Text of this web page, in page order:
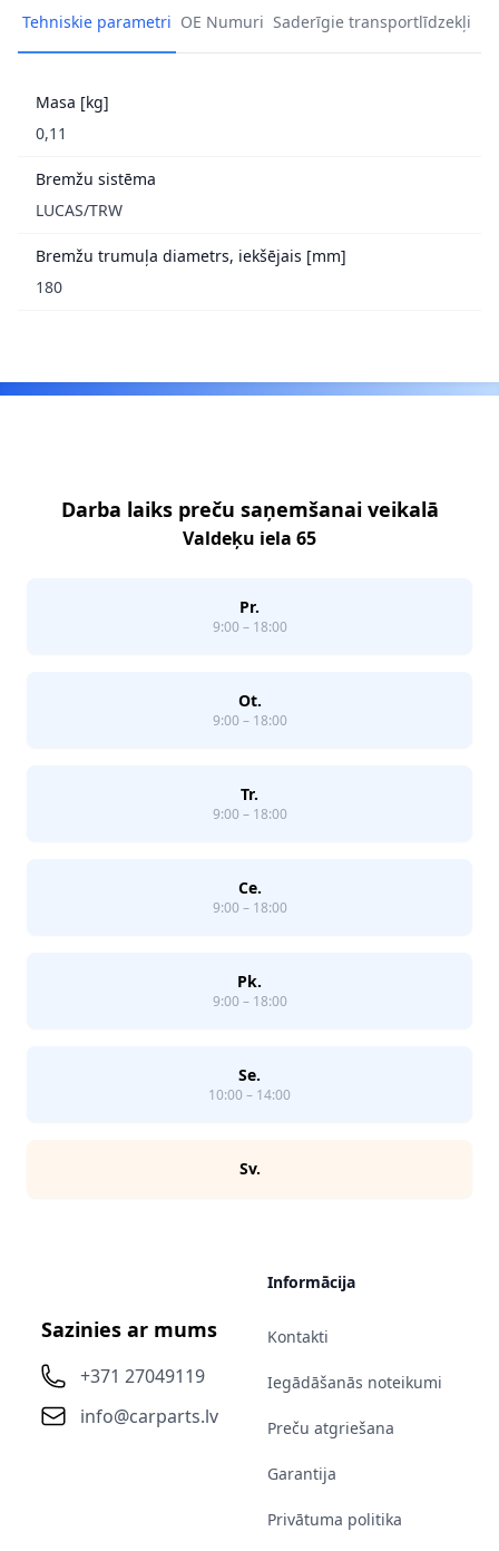
Tehniskie parametri OE Numuri Saderīgie transportlīdzekļi
Masa [kg]
0,11
Bremžu sistēma
LUCAS/TRW
Bremžu trumuļa diametrs, iekšējais [mm]
180
Darba laiks preču saņemšanai veikalā
Valdeķu iela 65
Pr.
9:00 – 18:00
Ot.
9:00 – 18:00
Tr.
9:00 – 18:00
Ce.
9:00 – 18:00
Pk.
9:00 – 18:00
Se.
10:00 – 14:00
Sv.
Sazinies ar mums
+371 27049119
info@carparts.lv
Informācija
Kontakti
Iegādāšanās noteikumi
Preču atgriešana
Garantija
Privātuma politika